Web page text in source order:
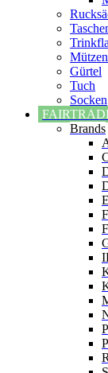
Gürtel
Tuch
Socken
Brands